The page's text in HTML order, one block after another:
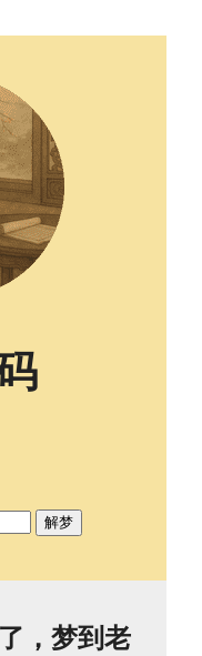
，梦到老
解梦